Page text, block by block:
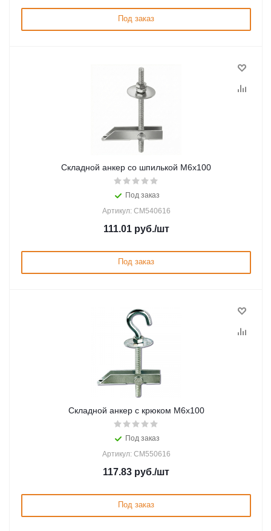
Под заказ
Складной анкер со шпилькой М6х100
Под заказ
Артикул: CM540616
111.01руб./шт
Под заказ
Складной анкер с крюком М6х100
Под заказ
Артикул: CM550616
117.83 руб./шт
Под заказ